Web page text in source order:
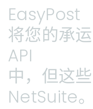
EasyPost
将您的承
API
中，但这
NetSuite。